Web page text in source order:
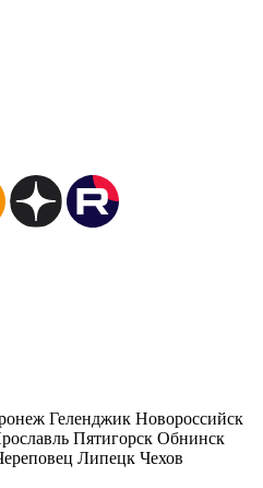
Геленджик Новороссийск
Пятигорск Обнинск
Липецк Чехов